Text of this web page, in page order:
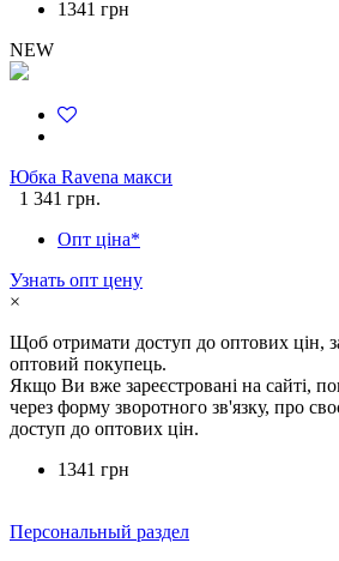
1341 грн
NEW
Юбка Ravena макси
1 341 грн.
Опт ціна*
Узнать опт цену
×
Щоб отримати доступ до оптових цін,
оптовий покупець.
Якщо Ви вже зареєстровані на сайті,
через форму зворотного зв'язку, про
доступ до оптових цін.
1341 грн
Персональный раздел